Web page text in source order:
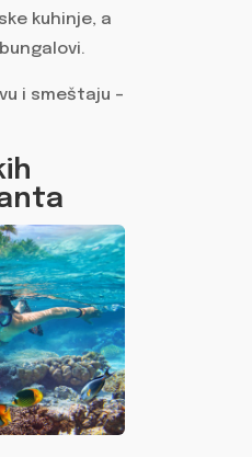
kuhinje, a
i smeštaju –